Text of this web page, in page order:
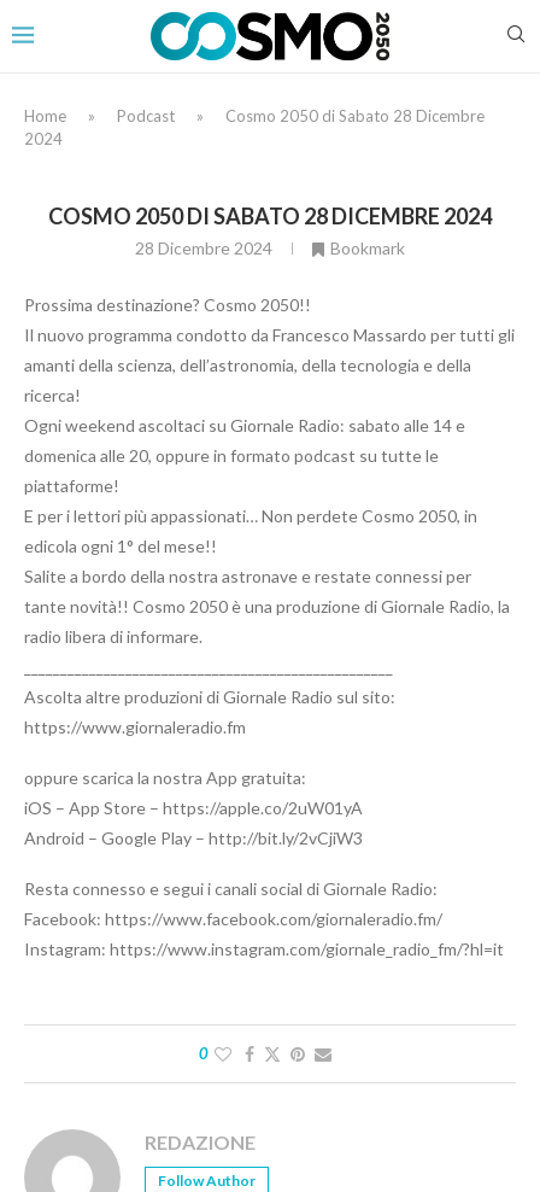
Home » Podcast »
Cosmo 2050 di Sabato 28 Dicembre
2024
COSMO 2050 DI SABATO 28 DICEMBRE 2024
28 Dicembre 2024 Bookmark
Prossima destinazione? Cosmo 2050!!
Il nuovo programma condotto da Francesco Massardo per tutti gli
amanti della scienza, dell’astronomia, della tecnologia e della
ricerca!
Ogni weekend ascoltaci su Giornale Radio: sabato alle 14 e
domenica alle 20, oppure in formato podcast su tutte le
piattaforme!
E per i lettori più appassionati… Non perdete Cosmo 2050, in
edicola ogni 1° del mese!!
Salite a bordo della nostra astronave e restate connessi per
tante novità!! Cosmo 2050 è una produzione di Giornale Radio, la
radio libera di informare.
Ascolta altre produzioni di Giornale Radio sul sito:
https://www.giornaleradio.fm
oppure scarica la nostra App gratuita:
iOS – App Store – https://apple.co/2uW01yA
Android – Google Play – http://bit.ly/2vCjiW3
Resta connesso e segui i canali social di Giornale Radio:
Facebook: https://www.facebook.com/giornaleradio.fm/
Instagram: https://www.instagram.com/giornale_radio_fm/?hl=it
0
REDAZIONE
Follow Author